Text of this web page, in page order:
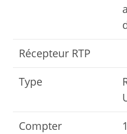
Récepteur RTP
Type
Compter
1